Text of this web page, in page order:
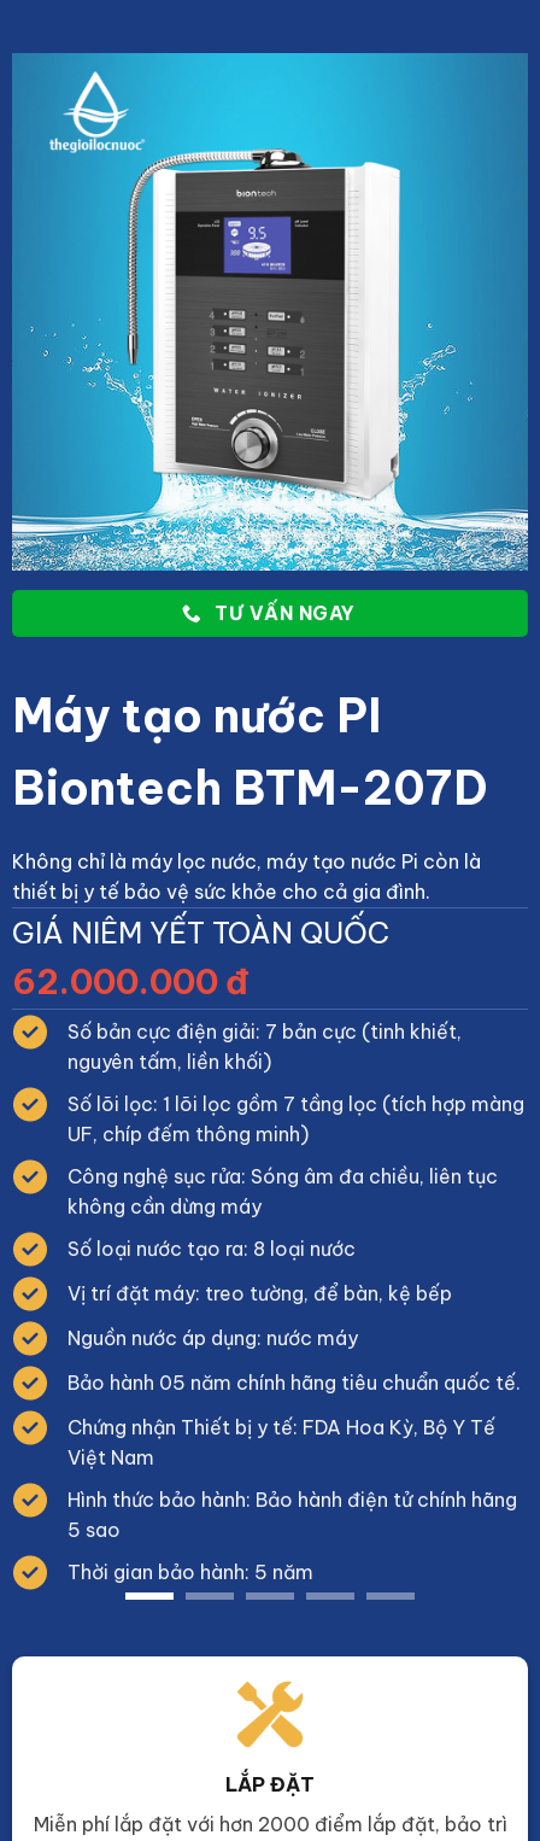
TƯ VẤN NGAY
Máy tạo nước PI
Biontech BTM-207D
Không chỉ là máy lọc nước, máy tạo nước Pi còn là
thiết bị y tế bảo vệ sức khỏe cho cả gia đình.
GIÁ NIÊM YẾT TOÀN QUỐC
62.000.000 đ
Số bản cực điện giải: 7 bản cực (tinh khiết,
nguyên tấm, liền khối)
Số lõi lọc: 1 lõi lọc gồm 7 tầng lọc (tích hợp màng
UF, chíp đếm thông minh)
Công nghệ sục rửa: Sóng âm đa chiều, liên tục
không cần dừng máy
Số loại nước tạo ra: 8 loại nước
Vị trí đặt máy: treo tường, để bàn, kệ bếp
Nguồn nước áp dụng: nước máy
Bảo hành 05 năm chính hãng tiêu chuẩn quốc tế.
Chứng nhận Thiết bị y tế: FDA Hoa Kỳ, Bộ Y Tế
Việt Nam
Hình thức bảo hành: Bảo hành điện tử chính hãng
5 sao
Thời gian bảo hành: 5 năm
LẮP ĐẶT
Miễn phí lắp đặt với hơn 2000 điểm lắp đặt, bảo trì